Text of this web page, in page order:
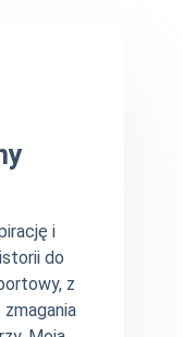
i
do
z